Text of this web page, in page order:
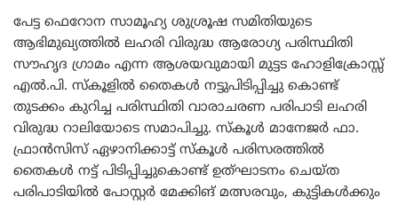
പേട്ട ഫെറോന സാമൂഹ്യ ശുശ്രൂഷ സമിതിയുടെ
ആഭിമുഖ്യത്തിൽ ലഹരി വിരുദ്ധ ആരോഗ്യ പരിസ്ഥിതി
സൗഹൃദ ഗ്രാമം എന്ന ആശയവുമായി മുട്ടട ഹോളിക്രോസ്സ്
എൽ.പി. സ്കൂളിൽ തൈകൾ നട്ടുപിടിപ്പിച്ചു കൊണ്ട്
തുടക്കം കുറിച്ച പരിസ്ഥിതി വാരാചരണ പരിപാടി ലഹരി
വിരുദ്ധ റാലിയോടെ സമാപിച്ചു. സ്കൂൾ മാനേജർ ഫാ.
ഫ്രാൻസിസ് ഏഴാനിക്കാട്ട് സ്കൂൾ പരിസരത്തിൽ
തൈകൾ നട്ട് പിടിപ്പിച്ചുകൊണ്ട് ഉത്ഘാടനം ചെയ്ത
പരിപാടിയിൽ പോസ്റ്റർ മേക്കിങ് മത്സരവും, കുട്ടികൾക്കും